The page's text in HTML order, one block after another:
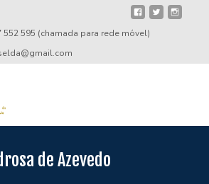
552 595 (chamada para rede móvel)
de Azevedo